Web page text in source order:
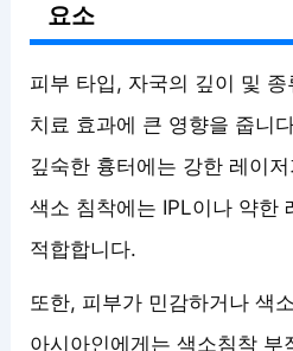
요소
피부 타입, 자국의 깊이 및
치료 효과에 큰 영향을 줍니
깊숙한 흉터에는 강한 레이
색소 침착에는 IPL이나 약한
적합합니다.
또한, 피부가 민감하거나 색
아시아인에게는 색소침착 부